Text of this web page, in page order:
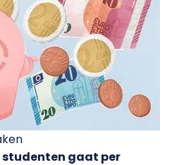
studenten gaat per